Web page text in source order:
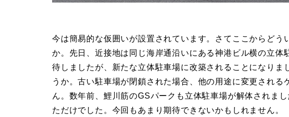
今は簡易的な仮囲いが設置されています。さてここからどう
か。先日、近接地は同じ海岸通沿いにある神港ビル横の立体
待しましたが、新たな立体駐車場に改築されることになりま
うか。古い駐車場が閉鎖された場合、他の用途に変更される
ん。数年前、鯉川筋のGSパークも立体駐車場が解体されま
ただけでした。今回もあまり期待できないかもしれません。